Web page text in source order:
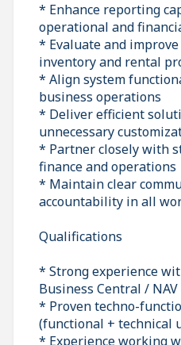
* Enhance reporting
operational and
* Evaluate and
inventory and rental
* Align system
business operations
* Deliver efficient
unnecessary
* Partner closely with
finance and operations
* Maintain clear
accountability in all
Qualifications
* Strong experience
Business Central / NAV
* Proven techno-
(functional + technical
* Experience working